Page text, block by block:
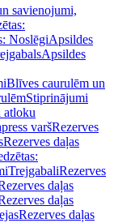
savienojumi,
NoslēgiApsildes
Apsildes
Blīves caurulēm un
Stiprinājumi
atloku
varšRezerves
Rezerves daļas
TrejgabaliRezerves
daļas
daļas
Rezerves daļas